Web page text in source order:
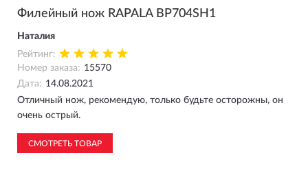
Филейный нож RAPALA BP704SH1
Наталия
Рейтинг:
Номер заказа: 15570
Дата: 14.08.2021
Отличный нож, рекомендую, только будьте осторожны, он
очень острый.
СМОТРЕТЬ ТОВАР